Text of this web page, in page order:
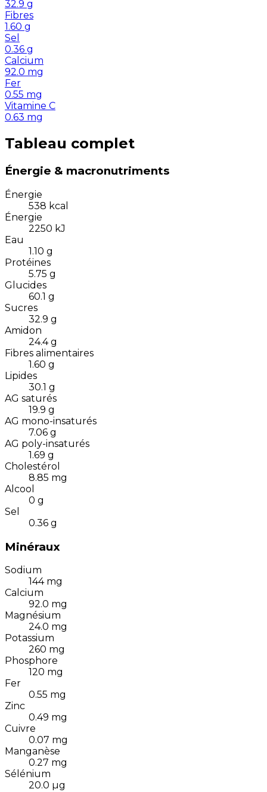
32.9 g
Fibres
1.60 g
Sel
0.36 g
Calcium
92.0 mg
Fer
0.55 mg
Vitamine C
0.63 mg
Tableau complet
Énergie & macronutriments
Énergie
538 kcal
Énergie
2250 kJ
Eau
1.10 g
Protéines
5.75 g
Glucides
60.1 g
Sucres
32.9 g
Amidon
24.4 g
Fibres alimentaires
1.60 g
Lipides
30.1 g
AG saturés
19.9 g
AG mono-insaturés
7.06 g
AG poly-insaturés
1.69 g
Cholestérol
8.85 mg
Alcool
0 g
Sel
0.36 g
Minéraux
Sodium
144 mg
Calcium
92.0 mg
Magnésium
24.0 mg
Potassium
260 mg
Phosphore
120 mg
Fer
0.55 mg
Zinc
0.49 mg
Cuivre
0.07 mg
Manganèse
0.27 mg
Sélénium
20.0 µg